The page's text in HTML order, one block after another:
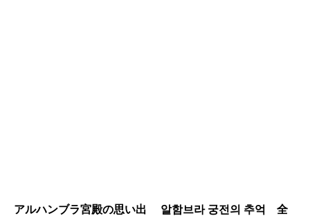
アルハンブラ宮殿の思い出 알함브라 궁전의 추억 全